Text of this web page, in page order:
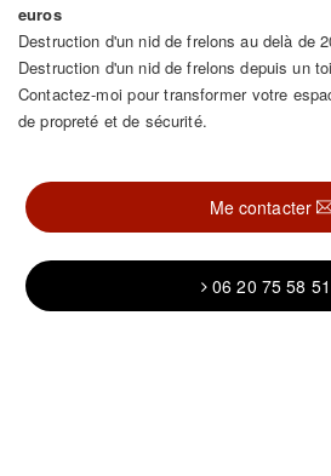
euros
Destruction d'un nid de frelons au delà de
Destruction d'un nid de frelons depuis un
Contactez-moi pour transformer votre
de propreté et de sécurité.
Me contacter
06 20 75 58 51